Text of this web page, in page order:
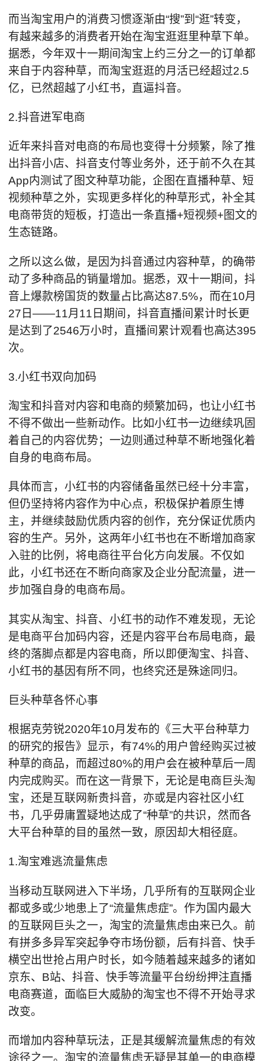
而当淘宝用户的消费习惯逐渐由“搜”到“逛”转变，
有越来越多的消费者开始在淘宝逛逛里种草下单。
据悉，今年双十一期间淘宝上约三分之一的订单都
来自于内容种草，而淘宝逛逛的月活已经超过2.5
亿，已然超越了小红书，直逼抖音。
2.抖音进军电商
近年来抖音对电商的布局也变得十分频繁，除了推
出抖音小店、抖音支付等业务外，还于前不久在其
App内测试了图文种草功能，企图在直播种草、短
视频种草之外，实现更多样化的种草形式，补全其
电商带货的短板，打造出一条直播+短视频+图文的
生态链路。
之所以这么做，是因为抖音通过内容种草，的确带
动了多种商品的销量增加。据悉，双十一期间，抖
音上爆款榜国货的数量占比高达87.5%，而在10月
27日——11月11日期间，抖音直播间累计时长更
是达到了2546万小时，直播间累计观看也高达395
次。
3.小红书双向加码
淘宝和抖音对内容和电商的频繁加码，也让小红书
不得不做出一些新动作。比如小红书一边继续巩固
着自己的内容优势；一边则通过种草不断地强化着
自身的电商布局。
具体而言，小红书的内容储备虽然已经十分丰富，
但仍坚持将内容作为中心点，积极保护着原生博
主，并继续鼓励优质内容的创作，充分保证优质内
容的生产。另外，这两年小红书也在不断增加商家
入驻的比例，将电商往平台化方向发展。不仅如
此，小红书还在不断向商家及企业分配流量，进一
步加强自身的电商布局。
其实从淘宝、抖音、小红书的动作不难发现，无论
是电商平台加码内容，还是内容平台布局电商，最
终的落脚点都是内容电商，所以即便淘宝、抖音、
小红书的基因有所不同，也终究还是殊途同归。
巨头种草各怀心事
根据克劳锐2020年10月发布的《三大平台种草力
的研究的报告》显示，有74%的用户曾经购买过被
种草的商品，而超过80%的用户会在被种草后一周
内完成购买。而在这一背景下，无论是电商巨头淘
宝，还是互联网新贵抖音，亦或是内容社区小红
书，几乎毋庸置疑地达成了“种草”的共识，然而各
大平台种草的目的虽然一致，原因却大相径庭。
1.淘宝难逃流量焦虑
当移动互联网进入下半场，几乎所有的互联网企业
都或多或少地患上了“流量焦虑症”。作为国内最大
的互联网巨头之一，淘宝的流量焦虑由来已久。前
有拼多多异军突起争夺市场份额，后有抖音、快手
横空出世抢占用户时长，如今随着越来越多的诸如
京东、B站、抖音、快手等流量平台纷纷押注直播
电商赛道，面临巨大威胁的淘宝也不得不开始寻求
改变。
而增加内容种草玩法，正是其缓解流量焦虑的有效
途径之一。淘宝的流量焦虑无疑是其单一的电商模